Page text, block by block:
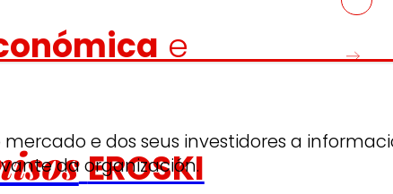
EROSKI
e
e dos seus investidores a
da organización.